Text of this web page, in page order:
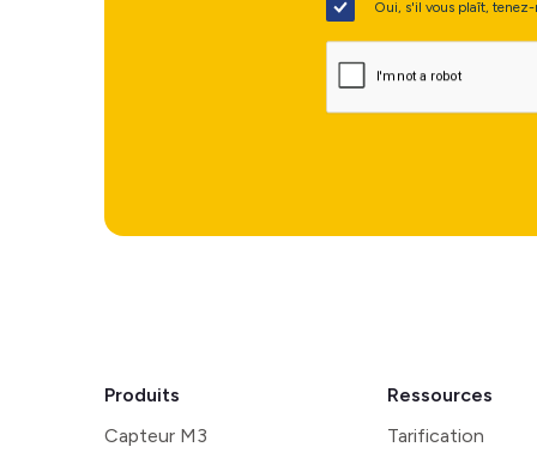
Oui, s'il vous plaît,
Produits
Capteur M3
Ressources
Tarification